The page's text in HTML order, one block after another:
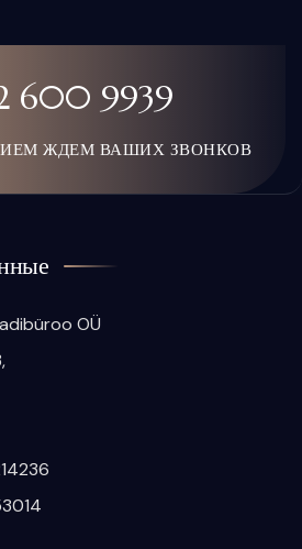
600 9939
ЖДЕМ ВАШИХ ЗВОНКОВ
OÜ